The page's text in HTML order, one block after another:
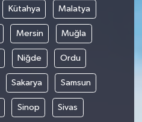
Kütahya Malatya
Mersin Muğla
Niğde Ordu
Sakarya Samsun
Sinop Sivas